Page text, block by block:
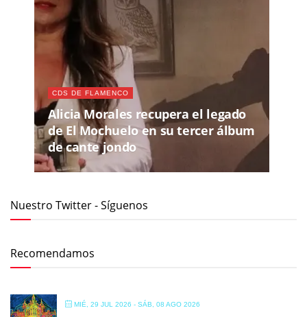
CDS DE FLAMENCO
Alicia Morales recupera el legado
de El Mochuelo en su tercer álbum
de cante jondo
Nuestro Twitter - Síguenos
Recomendamos
MIÉ, 29 JUL 2026 - SÁB, 08 AGO 2026